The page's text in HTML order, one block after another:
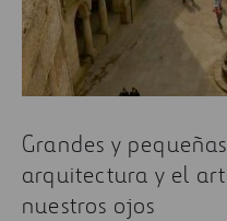
Grandes y
arquitectura y el
nuestros ojos